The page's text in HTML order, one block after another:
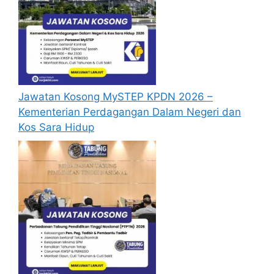
Kunjungi kedai terpilih Mykasih yang
berhampiran.
Pilih barangan keperluan yang ingin
dibeli.
Tunjukkan MyKad kepada juruwang untuk
pengesahan penerima Bantuan MyKasih.
Penerima perlu menukar nombor Pin
sementara (6-digit pertama MyKad)
kepada nombor Pin baharu.
Juruwang akan mengimbas setiap
barangan keperluan asas yang dipilih
mengikut kategori yang dibenarkan.
Pembayaran menggunakan MyKad dan
penerima perlu memasukkan 6-digit
nombor Pin untuk pengesahan transaksi
bayaran.
Resit bayaran akan diberikan untuk
Jawatan Kosong MySTEP KPDN 2026 –
Kementerian Perdagangan Dalam Negeri dan
Kos Sara Hidup